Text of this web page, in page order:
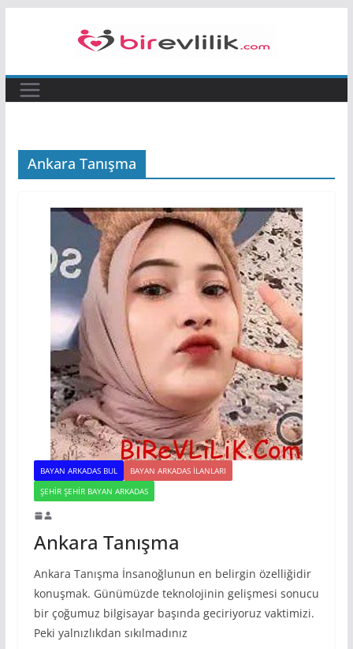
Ankara Tanışma
BAYAN ARKADAS BUL
BAYAN ARKADAS ILANLARI
ŞEHIR ŞEHIR BAYAN ARKADAS
Ankara Tanışma
Ankara Tanışma İnsanoğlunun en belirgin özelliğidir
konuşmak. Günümüzde teknolojinin gelişmesi sonucu
bir çoğumuz bilgisayar başında geciriyoruz vaktimizi.
Peki yalnızlıkdan sıkılmadınız